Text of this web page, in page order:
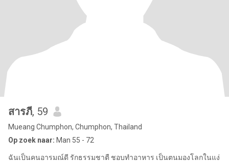
สารภี, 59
Mueang Chumphon, Chumphon, Thailand
Op zoek naar: Man 55 - 72
ฉันเป็นคนอารมณ์ดี รักธรรมชาตื ชอบทำอาหาร เป็นตนมองโลกในแง่